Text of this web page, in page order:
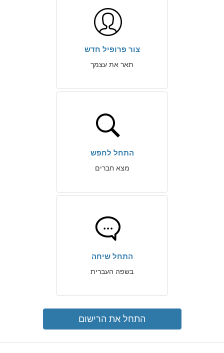
צור פרופיל חדש
תאר את עצמך
התחל לחפש
מצא חברים
התחל שיחה
בשפה העברית
התחל את הרישום